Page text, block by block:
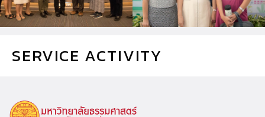
SERVICE ACTIVITY